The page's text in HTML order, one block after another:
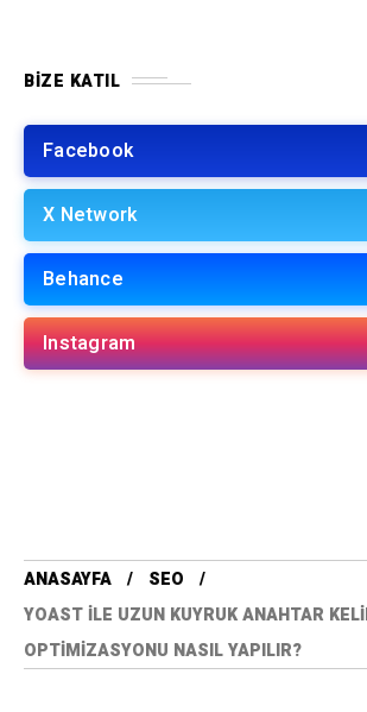
BIZE KATIL
Facebook
X Network
Behance
Instagram
ANASAYFA
SEO
YOAST ILE UZUN KUYRUK ANAHTAR
OPTIMIZASYONU NASIL YAPILIR?